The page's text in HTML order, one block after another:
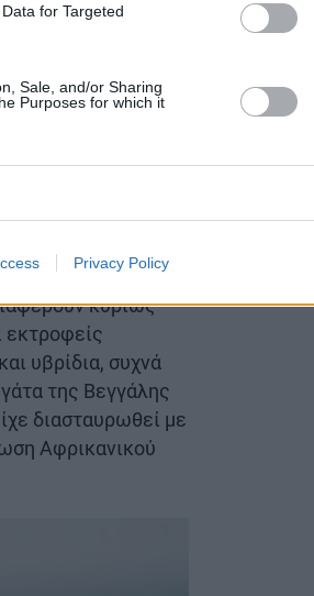
for Targeted
Sale, and/or Sharing
Purposes for which it
Privacy Policy
σγουρότριχες Ρεξ
πρόσφατα.
ξεκινά τον 17ο
αρκετά νεαρές
συμπεριφορά
κυρίως
εκτροφείς
υβρίδια, συχνά
της Βεγγάλης
διασταυρωθεί με
Αφρικανικού